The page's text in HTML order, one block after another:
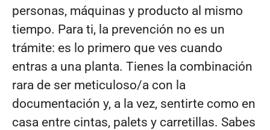
personas, máquinas y producto al mismo
tiempo. Para ti, la prevención no es un
trámite: es lo primero que ves cuando
entras a una planta. Tienes la combinación
rara de ser meticuloso/a con la
documentación y, a la vez, sentirte como en
casa entre cintas, palets y carretillas. Sabes